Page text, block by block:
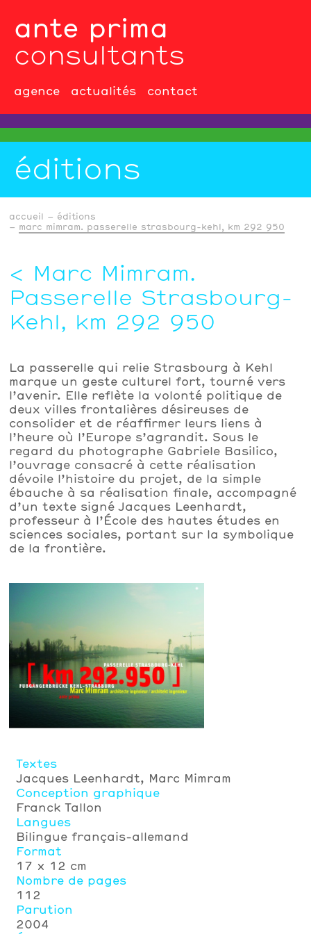
ante prima
consultants
agence actualités contact
éditions
accueil
éditions
marc mimram. passerelle strasbourg-kehl, km 292 950
Marc Mimram.
Passerelle Strasbourg-
Kehl, km 292 950
La passerelle qui relie Strasbourg à Kehl
marque un geste culturel fort, tourné vers
l’avenir. Elle reflète la volonté politique de
deux villes frontalières désireuses de
consolider et de réaffirmer leurs liens à
l’heure où l’Europe s’agrandit. Sous le
regard du photographe Gabriele Basilico,
l’ouvrage consacré à cette réalisation
dévoile l’histoire du projet, de la simple
ébauche à sa réalisation finale, accompagné
d’un texte signé Jacques Leenhardt,
professeur à l’École des hautes études en
sciences sociales, portant sur la symbolique
de la frontière.
Textes
Jacques Leenhardt, Marc Mimram
Conception graphique
Franck Tallon
Langues
Bilingue français-allemand
Format
17 × 12 cm
Nombre de pages
112
Parution
2004